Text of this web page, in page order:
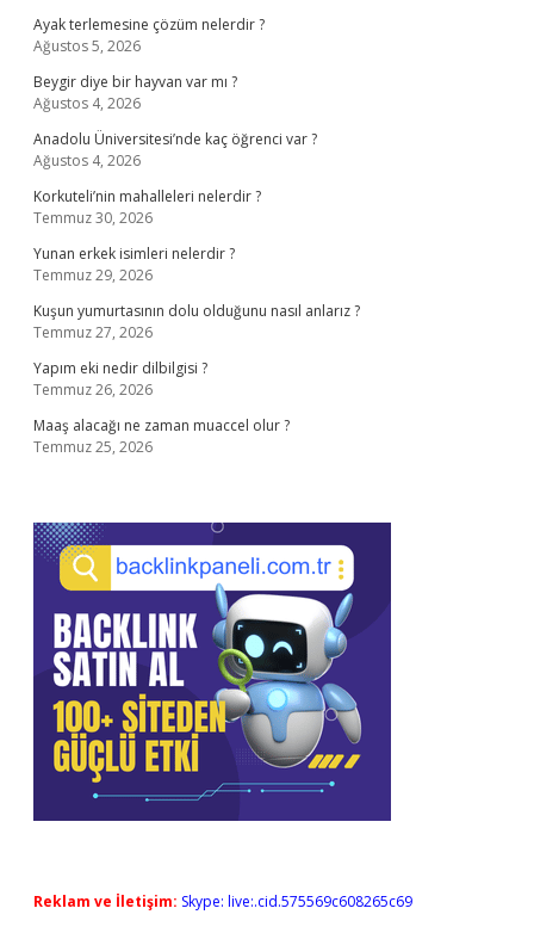
Ayak terlemesine çözüm nelerdir ?
Ağustos 5, 2026
Beygir diye bir hayvan var mı ?
Ağustos 4, 2026
Anadolu Üniversitesi’nde kaç öğrenci var ?
Ağustos 4, 2026
Korkuteli’nin mahalleleri nelerdir ?
Temmuz 30, 2026
Yunan erkek isimleri nelerdir ?
Temmuz 29, 2026
Kuşun yumurtasının dolu olduğunu nasıl anlarız ?
Temmuz 27, 2026
Yapım eki nedir dilbilgisi ?
Temmuz 26, 2026
Maaş alacağı ne zaman muaccel olur ?
Temmuz 25, 2026
Reklam ve İletişim: Skype: live:.cid.575569c608265c69